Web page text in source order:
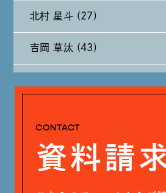
2024年7月 (11)
2024年6月 (12)
北村 星斗 (27)
吉岡 草汰 (43)
戸田 好紀 (81)
木村 珠梨音 (101)